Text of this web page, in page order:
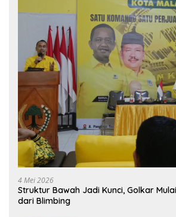
4 Mei 2026
Struktur Bawah Jadi Kunci, Golkar
dari Blimbing